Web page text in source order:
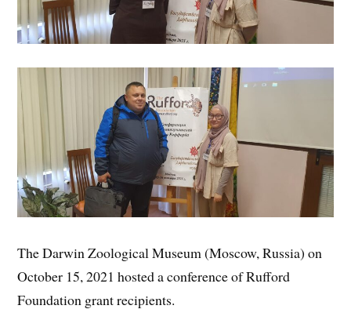
The Darwin Zoological Museum (Moscow, Russia) on
October 15, 2021 hosted a conference of Rufford
Foundation grant recipients.